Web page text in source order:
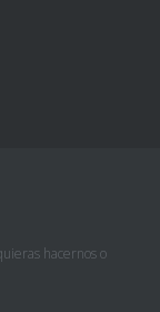
hacernos o